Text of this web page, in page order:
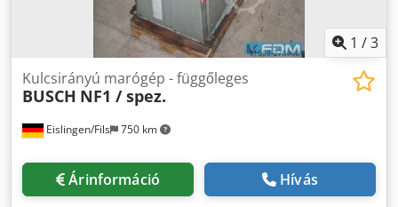
1 /3
Eislingen/Fils 750 km
Kulcsirányú marógép - függőleges
BUSCH NF1 / spez.
Árinformáció Hívás